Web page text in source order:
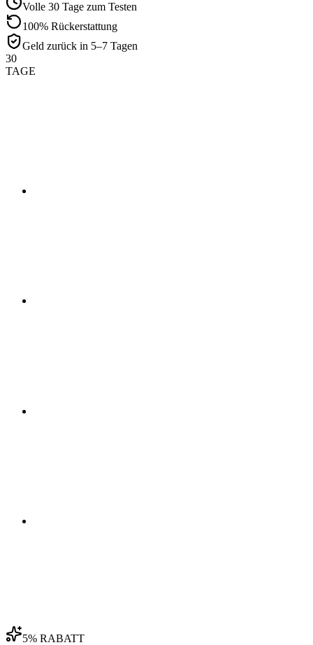
Volle 30 Tage zum Testen
100% Rückerstattung
Geld zurück in 5–7 Tagen
30
TAGE
5% RABATT